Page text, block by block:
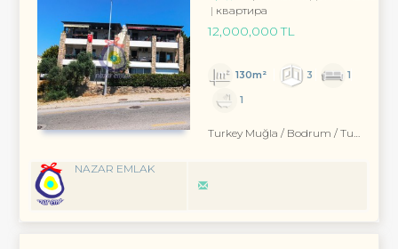
квартира
12,000,000 TL
130m² 3
1
1
Turkey Muğla / Bodrum / Turgutreis
NAZAR EMLAK